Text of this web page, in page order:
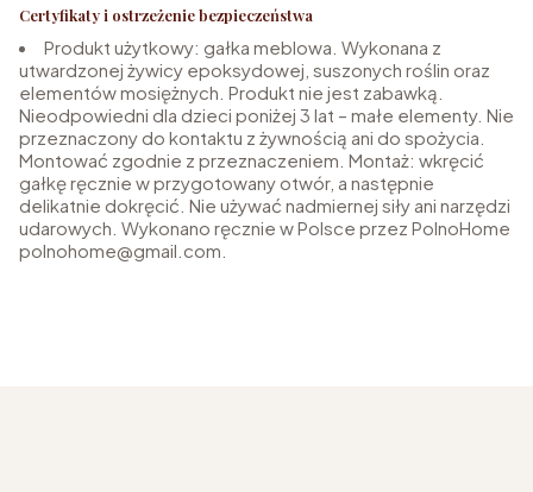
Certyfikaty i ostrzeżenie bezpieczeństwa
Produkt użytkowy: gałka meblowa. Wykonana z
utwardzonej żywicy epoksydowej, suszonych roślin oraz
elementów mosiężnych. Produkt nie jest zabawką.
Nieodpowiedni dla dzieci poniżej 3 lat – małe elementy. Nie
przeznaczony do kontaktu z żywnością ani do spożycia.
Montować zgodnie z przeznaczeniem. Montaż: wkręcić
gałkę ręcznie w przygotowany otwór, a następnie
delikatnie dokręcić. Nie używać nadmiernej siły ani narzędzi
udarowych. Wykonano ręcznie w Polsce przez PolnoHome
polnohome@gmail.com.